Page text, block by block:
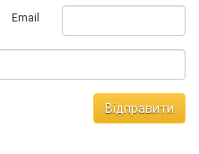
Email
Відправити